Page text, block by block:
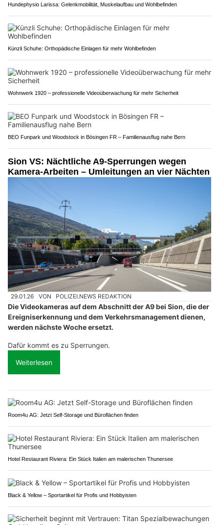
Hundephysio Larissa: Gelenkmobilität, Muskelaufbau und Wohlbefinden
Künzli Schuhe: Orthopädische Einlagen für mehr Wohlbefinden
Wohnwerk 1920 – professionelle Videoüberwachung für mehr Sicherheit
BEO Funpark und Woodstock in Bösingen FR – Familienausflug nahe Bern
Sion VS: Nächtliche A9-Sperrungen wegen
Kamera-Arbeiten – Umleitungen an vier Nächten
29.01.26 VON POLIZEI.NEWS REDAKTION
Die Videokameras auf dem Abschnitt der A9 bei Sion, die der
Ereigniserkennung und dem Verkehrsmanagement dienen,
werden nächste Woche ersetzt.
Dafür kommt es zu Sperrungen.
Weiterlesen
Room4u AG: Jetzt Self-Storage und Büroflächen finden
Hotel Restaurant Riviera: Ein Stück Italien am malerischen Thunersee
Black & Yellow – Sportartikel für Profis und Hobbyisten